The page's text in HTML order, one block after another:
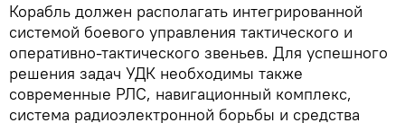
Корабль должен располагать интегрированной
системой боевого управления тактического и
оперативно-тактического звеньев. Для успешного
решения задач УДК необходимы также
современные РЛС, навигационный комплекс,
система радиоэлектронной борьбы и средства